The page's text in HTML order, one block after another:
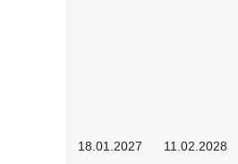
18.01.2027 11.02.2028